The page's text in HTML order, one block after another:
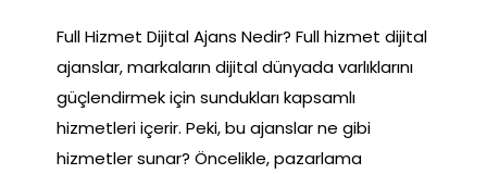
Full Hizmet Dijital Ajans Nedir? Full hizmet dijital
ajanslar, markaların dijital dünyada varlıklarını
güçlendirmek için sundukları kapsamlı
hizmetleri içerir. Peki, bu ajanslar ne gibi
hizmetler sunar? Öncelikle, pazarlama